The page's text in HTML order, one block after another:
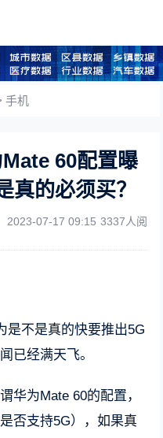
手机
60配置曝
真的必须买？
2023-07-17 09:15 3337人阅
是不是真的快要推出5G
已经满天飞。
华为Mate 60的配置，
否支持5G），如果真